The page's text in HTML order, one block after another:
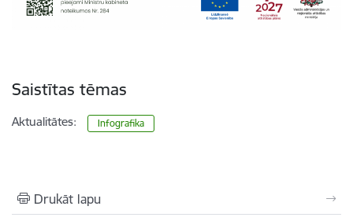
Saistītas tēmas
Aktualitātes: Infografika
Drukāt lapu